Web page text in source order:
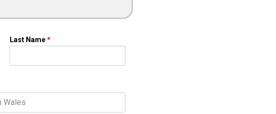
Last Name*